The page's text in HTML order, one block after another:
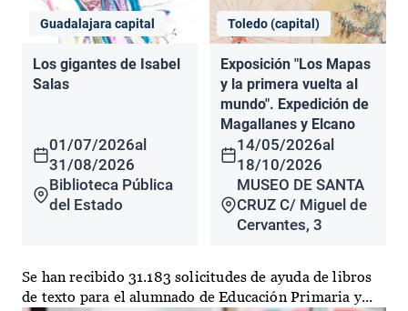
Guadalajara capital
Los gigantes de Isabel
Salas
01/07/2026al
31/08/2026
Biblioteca Pública
del Estado
Toledo (capital)
Exposición "Los Mapas
y la primera vuelta al
mundo". Expedición de
Magallanes y Elcano
14/05/2026al
18/10/2026
MUSEO DE SANTA
CRUZ C/ Miguel de
Cervantes, 3
Se han recibido 31.183 solicitudes de ayuda de libros
de texto para el alumnado de Educación Primaria y...